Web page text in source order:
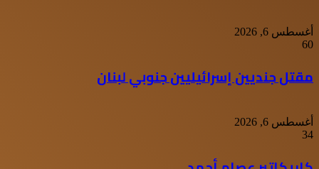
أغسطس 6, 2026
60
مقتل جنديين إسرائيليين جنوبي لبنان
أغسطس 6, 2026
34